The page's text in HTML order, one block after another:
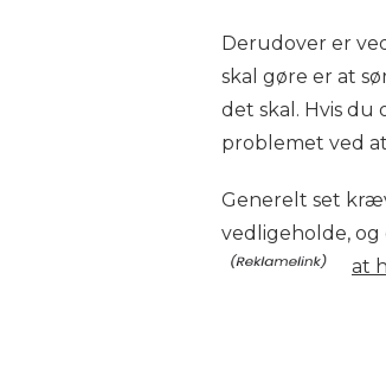
Derudover er
skal gøre er at
det skal. Hvis
problemet ved
Generelt set
vedligeholde,
at